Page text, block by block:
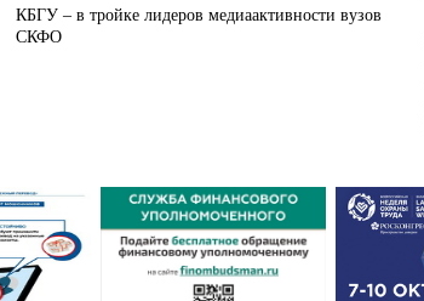
КБГУ – в тройке лидеров медиаактивности вузов
СКФО